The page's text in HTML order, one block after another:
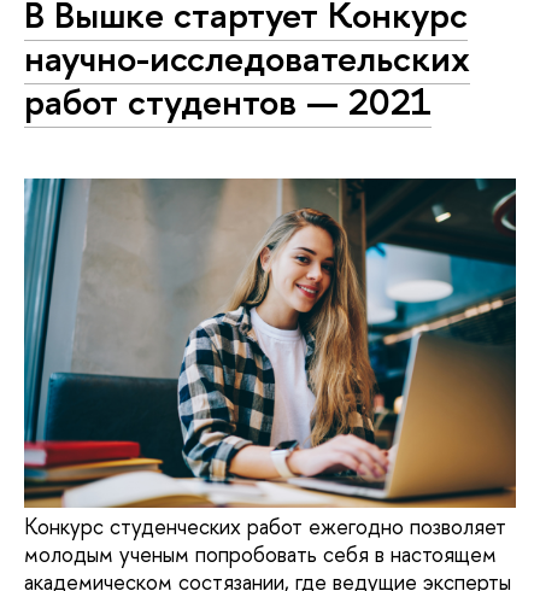
В Вышке стартует Конкурс
научно-исследовательских
работ студентов — 2021
Конкурс студенческих работ ежегодно позволяет
молодым ученым попробовать себя в настоящем
академическом состязании, где ведущие эксперты